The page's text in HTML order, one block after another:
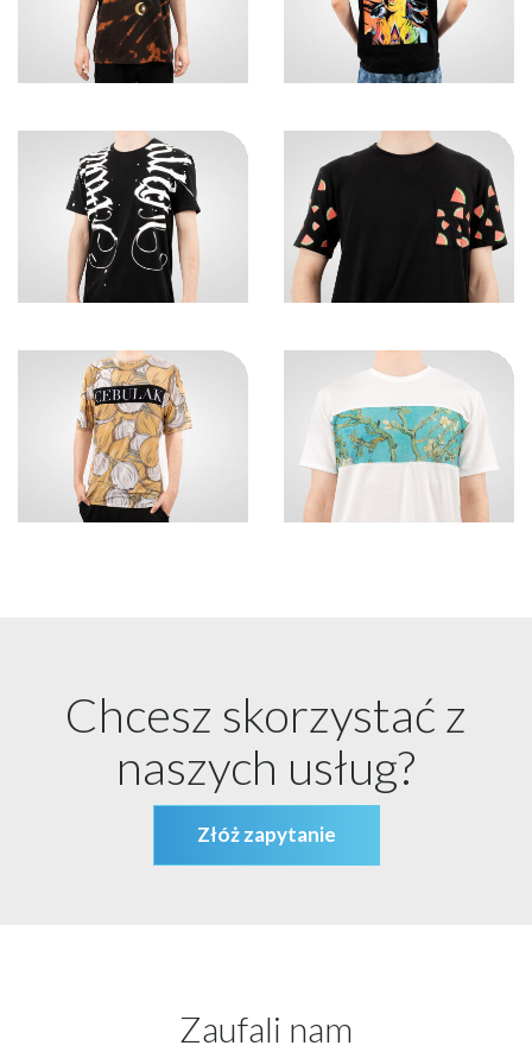
Chcesz skorzystać z
naszych usług?
Złóż zapytanie
Zaufali nam